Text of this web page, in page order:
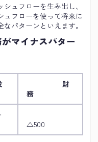
ュフローを生み出し、
ュフローを使って将来に
パターンといえます。
マイナスパター
財
務
△500